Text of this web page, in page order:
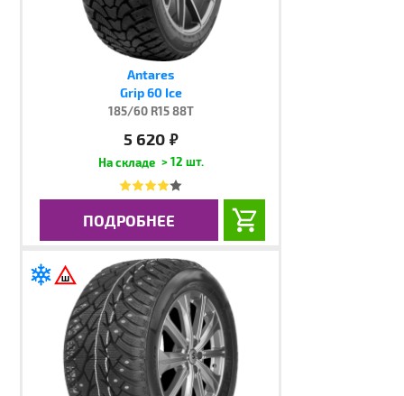
Antares
Grip 60 Ice
185/60 R15 88T
5 620 руб.
> 12 шт.
ПОДРОБНЕЕ